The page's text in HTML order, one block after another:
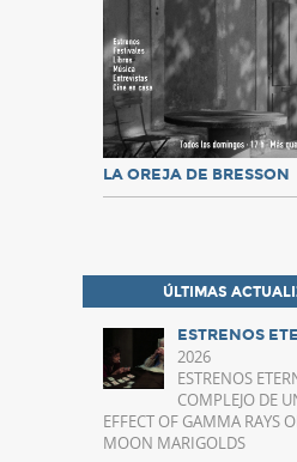
LA OREJA DE BRESSON
ÚLTIMAS
ESTRENOS
2026
ESTRENOS
COMPLEJO DE
EFFECT OF GAMMA RAYS
MOON MARIGOLDS